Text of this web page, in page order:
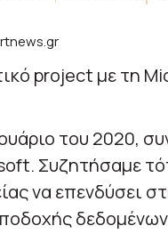
του 2020,
Συζητήσαμε
να επενδύσει